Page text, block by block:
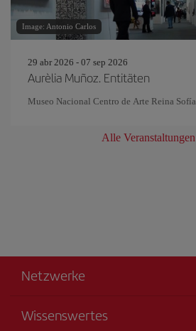
Image: Antonio Carlos
29 abr 2026 - 07 sep 2026
Aurèlia Muñoz. Entitäten
Museo Nacional Centro de Arte Reina
Alle
Netzwerke
Wissenswertes